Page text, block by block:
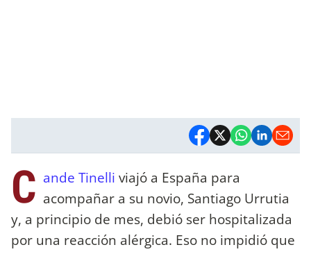
C ande Tinelli viajó a España para
acompañar a su novio, Santiago Urrutia
y, a principio de mes, debió ser hospitalizada
por una reacción alérgica. Eso no impidió que